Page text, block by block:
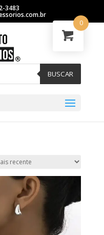
3483
BUSCAR
0